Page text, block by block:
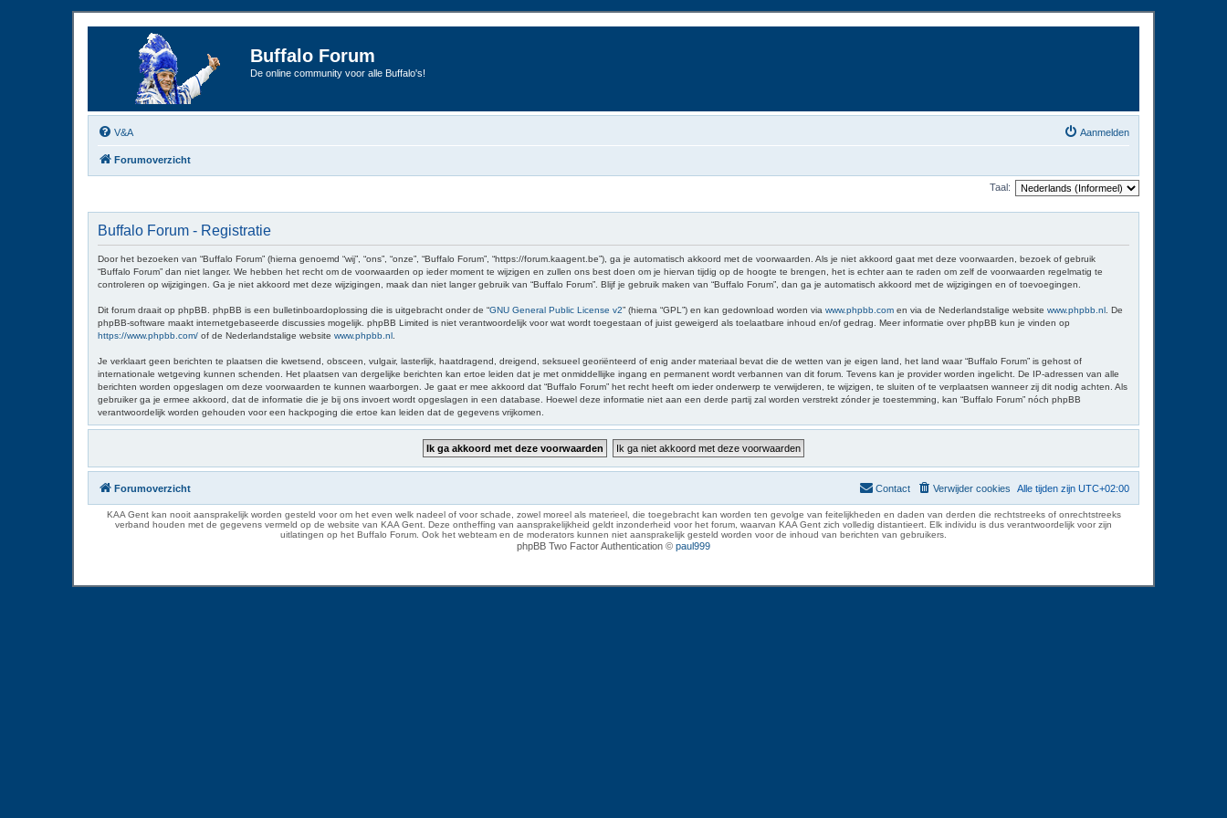
Buffalo Forum
De online community voor alle Buffalo's!
V&A Aanmelden
Forumoverzicht
Taal:
Buffalo Forum - Registratie
Door het bezoeken van “Buffalo Forum” (hierna genoemd “wij”, “ons”, “onze”, “Buffalo Forum”, “https://forum.kaagent.be”), ga je automatisch akkoord met de voorwaarden. Als je niet akkoord gaat met deze voorwaarden, bezoek of gebruik
“Buffalo Forum” dan niet langer. We hebben het recht om de voorwaarden op ieder moment te wijzigen en zullen ons best doen om je hiervan tijdig op de hoogte te brengen, het is echter aan te raden om zelf de voorwaarden regelmatig te
controleren op wijzigingen. Ga je niet akkoord met deze wijzigingen, maak dan niet langer gebruik van “Buffalo Forum”. Blijf je gebruik maken van “Buffalo Forum”, dan ga je automatisch akkoord met de wijzigingen en of toevoegingen.
Dit forum draait op phpBB. phpBB is een bulletinboardoplossing die is uitgebracht onder de “GNU General Public License v2” (hierna “GPL”) en kan gedownload worden via www.phpbb.com en via de Nederlandstalige website www.phpbb.nl . De
phpBB-software maakt internetgebaseerde discussies mogelijk. phpBB Limited is niet verantwoordelijk voor wat wordt toegestaan of juist geweigerd als toelaatbare inhoud en/of gedrag. Meer informatie over phpBB kun je vinden op
https://www.phpbb.com/ of de Nederlandstalige website www.phpbb.nl
Je verklaart geen berichten te plaatsen die kwetsend, obsceen, vulgair, lasterlijk, haatdragend, dreigend, seksueel georiënteerd of enig ander materiaal bevat die de wetten van je eigen land, het land waar “Buffalo Forum” is gehost of
internationale wetgeving kunnen schenden. Het plaatsen van dergelijke berichten kan ertoe leiden dat je met onmiddellijke ingang en permanent wordt verbannen van dit forum. Tevens kan je provider worden ingelicht. De IP-adressen van alle
berichten worden opgeslagen om deze voorwaarden te kunnen waarborgen. Je gaat er mee akkoord dat “Buffalo Forum” het recht heeft om ieder onderwerp te verwijderen, te wijzigen, te sluiten of te verplaatsen wanneer zij dit nodig achten. Als
gebruiker ga je ermee akkoord, dat de informatie die je bij ons invoert wordt opgeslagen in een database. Hoewel deze informatie niet aan een derde partij zal worden verstrekt zónder je toestemming, kan “Buffalo Forum” nóch phpBB
verantwoordelijk worden gehouden voor een hackpoging die ertoe kan leiden dat de gegevens vrijkomen.
Forumoverzicht Alle tijden zijn UTC+02:00
Verwijder cookies
Contact
KAA Gent kan nooit aansprakelijk worden gesteld voor om het even welk nadeel of voor schade, zowel moreel als materieel, die toegebracht kan worden ten gevolge van feitelijkheden en daden van derden die rechtstreeks of onrechtstreeks
verband houden met de gegevens vermeld op de website van KAA Gent. Deze ontheffing van aansprakelijkheid geldt inzonderheid voor het forum, waarvan KAA Gent zich volledig distantieert. Elk individu is dus verantwoordelijk voor zijn
uitlatingen op het Buffalo Forum. Ook het webteam en de moderators kunnen niet aansprakelijk gesteld worden voor de inhoud van berichten van gebruikers.
phpBB Two Factor Authentication © paul999